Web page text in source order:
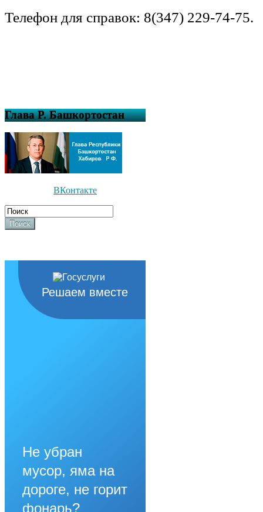
Телефон для справок: 8(347) 229-74-75.
Глава Р. Башкортостан
ВКонтакте
Поиск
Решаем вместе
Не убран
мусор, яма на
дороге, не горит
фонарь?